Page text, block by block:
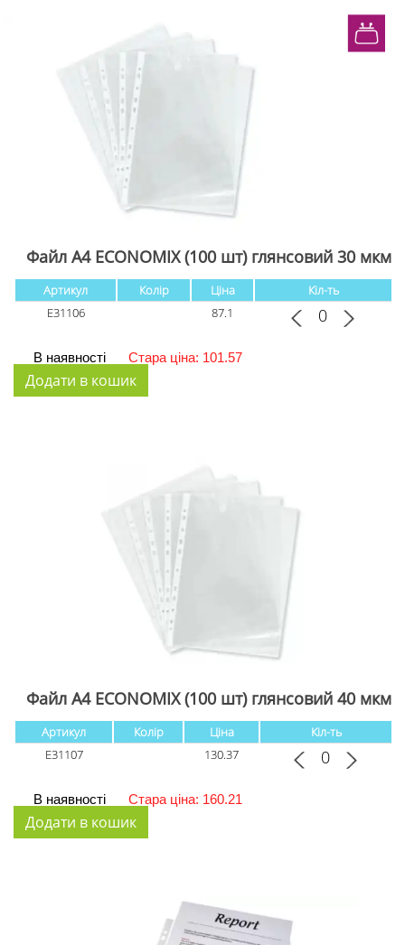
Файл А4 ECONOMIX (100 шт) глянсовий 30 мкм
Артикул Колір Ціна
Кіл-ть
E31106
87.1
В наявності Стара ціна: 101.57
Файл А4 ECONOMIX (100 шт) глянсовий 40 мкм
Артикул Колір Ціна
Кіл-ть
Е31107
130.37
В наявності Стара ціна: 160.21